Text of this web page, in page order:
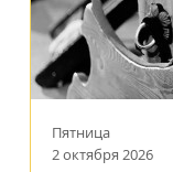
Пятница
2 октября 2026